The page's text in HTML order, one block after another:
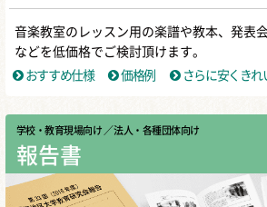
音楽教室のレッスン用の楽譜や教本、発表
などを低価格でご検討頂けます。
おすすめ仕様
価格例 さらに安くきれ
学校・教育現場向け ／ 法人・各種団体向け
報告書